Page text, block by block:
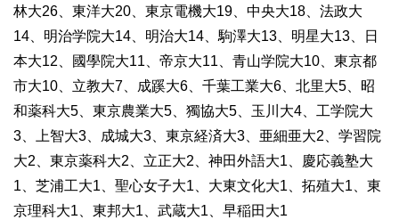
林大26、東洋大20、東京電機大19、中央大18、法政大
14、明治学院大14、明治大14、駒澤大13、明星大13、日
本大12、國學院大11、帝京大11、青山学院大10、東京都
市大10、立教大7、成蹊大6、千葉工業大6、北里大5、昭
和薬科大5、東京農業大5、獨協大5、玉川大4、工学院大
3、上智大3、成城大3、東京経済大3、亜細亜大2、学習院
大2、東京薬科大2、立正大2、神田外語大1、慶応義塾大
1、芝浦工大1、聖心女子大1、大東文化大1、拓殖大1、東
京理科大1、東邦大1、武蔵大1、早稲田大1